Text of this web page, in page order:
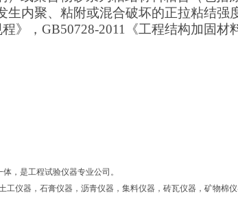
内聚、粘附或混合破坏的正拉粘结强
》，GB50728-2011《工程结构加固材
，是工程试验仪器专业公司。
仪器，石膏仪器，沥青仪器，集料仪器，砖瓦仪器，矿物棉